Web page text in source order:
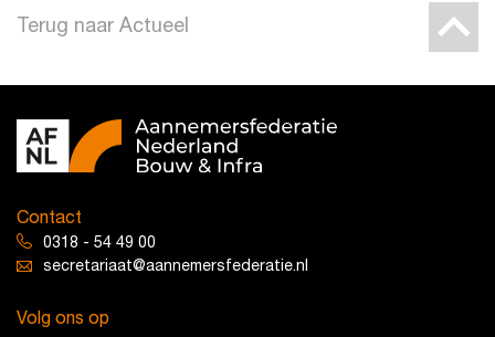
Terug naar Actueel
Contact
0318 - 54 49 00
secretariaat@aannemersfederatie.nl
Volg ons op